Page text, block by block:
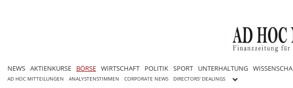
NEWS AKTIENKURSE BÖRSE WIRTSCHAFT POLITIK SPORT UNTERHALTUNG
AD HOC MITTEILUNGEN ANALYSTENSTIMMEN CORPORATE NEWS DIRECTORS' DEALINGS